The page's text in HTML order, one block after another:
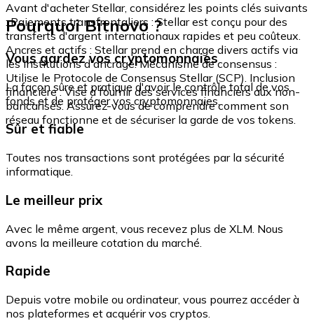
Avant d'acheter Stellar, considérez les points clés suivants
: Paiements transfrontaliers : Stellar est conçu pour des
transferts d'argent internationaux rapides et peu coûteux.
Ancres et actifs : Stellar prend en charge divers actifs via
les institutions d'ancrage. Mécanisme de consensus :
Utilise le Protocole de Consensus Stellar (SCP). Inclusion
financière : Vise à fournir des services financiers aux non-
bancarisés. Assurez-vous de comprendre comment son
réseau fonctionne et de sécuriser la garde de vos tokens.
Pourquoi Bitnovo ?
Vous gardez vos cryptomonnaies
La façon sûre et pratique d'avoir le contrôle total de vos
fonds et de protéger vos cryptomonnaies.
Sûr et fiable
Toutes nos transactions sont protégées par la sécurité
informatique.
Le meilleur prix
Avec le même argent, vous recevez plus de XLM. Nous
avons la meilleure cotation du marché.
Rapide
Depuis votre mobile ou ordinateur, vous pourrez accéder à
nos plateformes et acquérir vos cryptos.